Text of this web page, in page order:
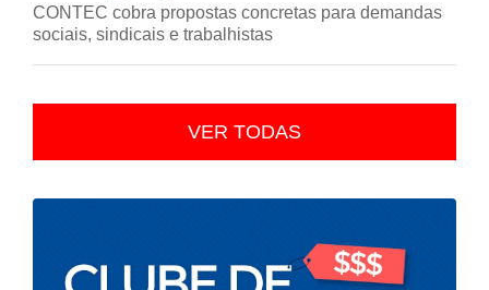
CONTEC cobra propostas concretas para demandas
sociais, sindicais e trabalhistas
VER TODAS